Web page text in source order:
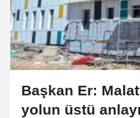
Başkan Er:
yolun üstü